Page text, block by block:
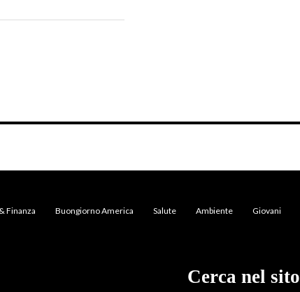
Finanza Buongiorno America Salute Ambiente Giovani
Cerca nel sito